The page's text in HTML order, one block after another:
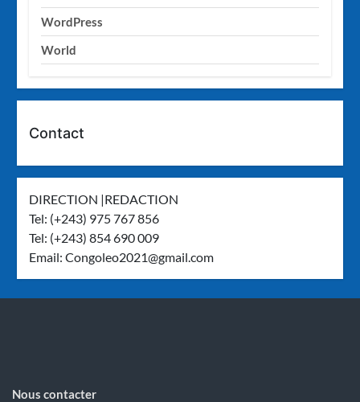
WordPress
World
Contact
DIRECTION |REDACTION
Tel: (+243) 975 767 856
Tel: (+243) 854 690 009
Email:Congoleo2021@gmail.com
Nous contacter